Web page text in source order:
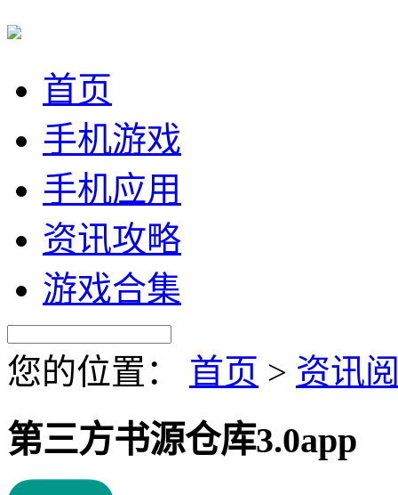
首页
手机游戏
手机应用
资讯攻略
游戏合集
您的位置： 首页 > 资讯
第三方书源仓库3.0app